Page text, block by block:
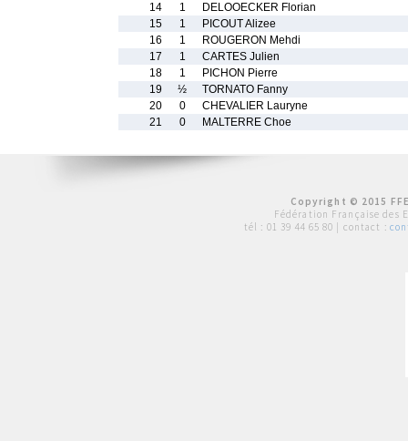
14
1
DELOOECKER Florian
15
1
PICOUT Alizee
16
1
ROUGERON Mehdi
17
1
CARTES Julien
18
1
PICHON Pierre
19
½
TORNATO Fanny
20
0
CHEVALIER Lauryne
21
0 MALTERRE Choe
Copyright © 2015
Fédération Française des
tél : 01 39 44 65 80 | contact :